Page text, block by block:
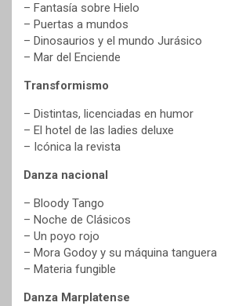
– Fantasía sobre Hielo
– Puertas a mundos
– Dinosaurios y el mundo Jurásico
– Mar del Enciende
Transformismo
– Distintas, licenciadas en humor
– El hotel de las ladies deluxe
– Icónica la revista
Danza nacional
– Bloody Tango
– Noche de Clásicos
– Un poyo rojo
– Mora Godoy y su máquina tanguera
– Materia fungible
Danza Marplatense